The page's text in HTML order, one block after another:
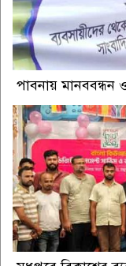
পাবনায় মানববন্ধন ও